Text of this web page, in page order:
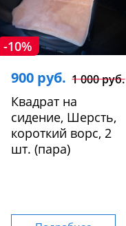
-10%
900 руб. 1 000 руб.
Квадрат на
сидение, Шерсть,
короткий ворс, 2
шт. (пара)